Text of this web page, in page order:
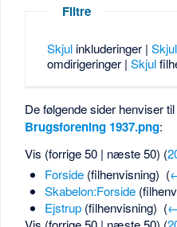
Filtre
Skjulinkluderinger | Skjul
omdirigeringer | Skjul
De følgende sider henviser til
Brugsforening 1937.png:
Vis (forrige 50 | næste 50) (
Forside(filhenvisning) ‎ (
Skabelon:Forside
Ejstrup(filhenvisning) ‎ (←